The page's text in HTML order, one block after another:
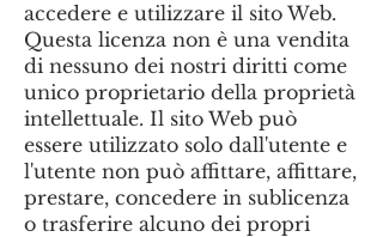
accedere e utilizzare il sito Web.
Questa licenza non è una vendita
di nessuno dei nostri diritti come
unico proprietario della proprietà
intellettuale. Il sito Web può
essere utilizzato solo dall'utente e
l'utente non può affittare, affittare,
prestare, concedere in sublicenza
o trasferire alcuno dei propri